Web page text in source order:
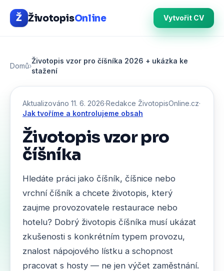
Ž ŽivotopisOnline Vytvořit CV
Domů›
Životopis vzor pro číšníka 2026 + ukázka ke
stažení
Aktualizováno 11. 6. 2026·Redakce ŽivotopisOnline.cz·
Jak tvoříme a kontrolujeme obsah
Životopis vzor pro
číšníka
Hledáte práci jako číšník, číšnice nebo
vrchní číšník a chcete životopis, který
zaujme provozovatele restaurace nebo
hotelu? Dobrý životopis číšníka musí ukázat
zkušenosti s konkrétním typem provozu,
znalost nápojového lístku a schopnost
pracovat s hosty — ne jen výčet zaměstnání.